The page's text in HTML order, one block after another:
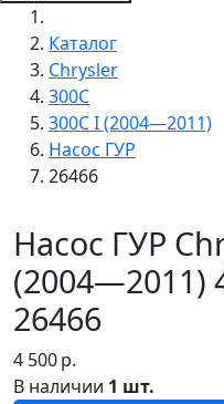
Каталог
Chrysler
300C
300C I (2004—2011)
Насос ГУР
26466
Насос ГУР
(2004—2011)
26466
4 500р.
В наличии 1 шт.